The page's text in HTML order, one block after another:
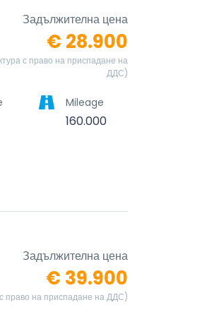
Задължителна цена
€ 28.900
с право на приспадане на
ДДС)
Mileage
160.000
Задължителна цена
€ 39.900
право на приспадане на ДДС)